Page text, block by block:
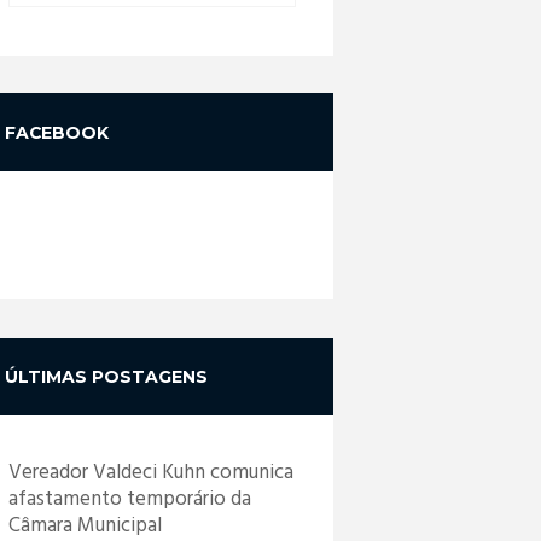
FACEBOOK
ÚLTIMAS POSTAGENS
Vereador Valdeci Kuhn comunica
afastamento temporário da
Câmara Municipal